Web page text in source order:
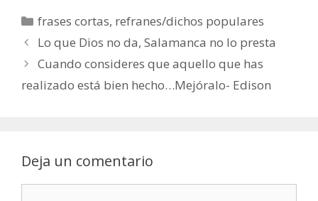
Categorías
frases cortas, refranes/dichos populares
Lo que Dios no da, Salamanca no lo presta
Cuando consideres que aquello que has
realizado está bien hecho…Mejóralo- Edison
Deja un comentario